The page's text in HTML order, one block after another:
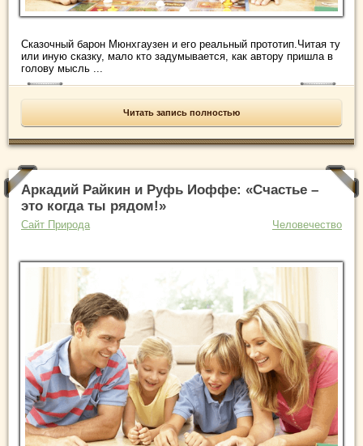
Сказочный барон Мюнхгаузен и его реальный прототип.Читая ту
или иную сказку, мало кто задумывается, как автору пришла в
голову мысль ...
Читать запись полностью
Аркадий Райкин и Руфь Иоффе: «Счастье –
это когда ты рядом!»
Сайт Природа Человечество